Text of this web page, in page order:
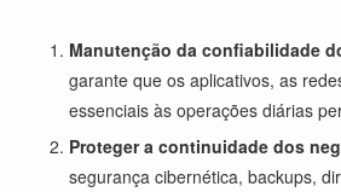
Manutenção da confiabilidade
garante que os aplicativos, as
essenciais às operações diárias
Proteger a continuidade dos
segurança cibernética, backups,